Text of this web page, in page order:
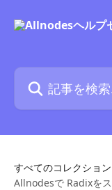
記事を検索...
すべてのコレクション
Allnodesで Radixを